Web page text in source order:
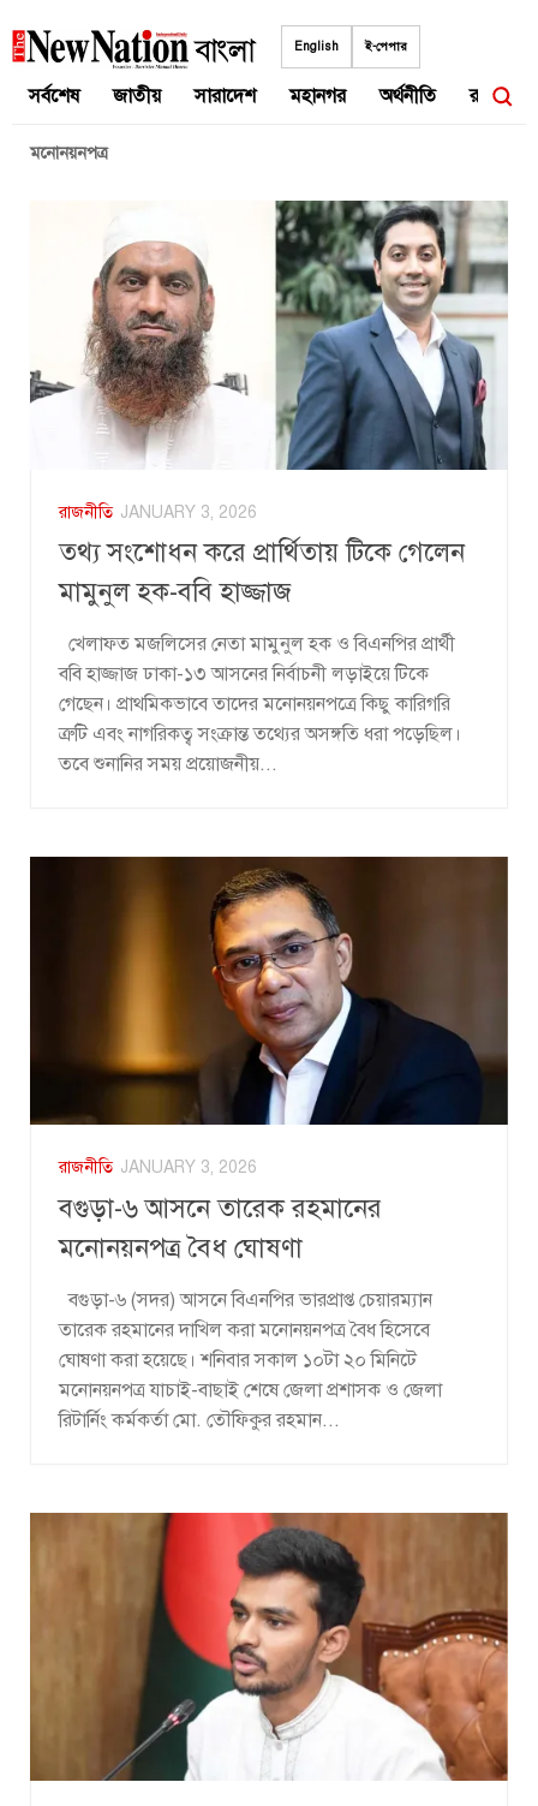
to
English ই-পেপার
সর্বশেষ জাতীয় সারাদেশ মহানগর অর্থনীতি রাজনীতি
মনোনয়নপত্র
রাজনীতি JANUARY 3, 2026
তথ্য সংশোধন করে প্রার্থিতায় টিকে গেলেন
মামুনুল হক-ববি হাজ্জাজ
খেলাফত মজলিসের নেতা মামুনুল হক ও বিএনপির প্রার্থী
ববি হাজ্জাজ ঢাকা-১৩ আসনের নির্বাচনী লড়াইয়ে টিকে
গেছেন। প্রাথমিকভাবে তাদের মনোনয়নপত্রে কিছু কারিগরি
ত্রুটি এবং নাগরিকত্ব সংক্রান্ত তথ্যের অসঙ্গতি ধরা পড়েছিল।
তবে শুনানির সময় প্রয়োজনীয়...
রাজনীতি JANUARY 3, 2026
বগুড়া-৬ আসনে তারেক রহমানের
মনোনয়নপত্র বৈধ ঘোষণা
বগুড়া-৬ (সদর) আসনে বিএনপির ভারপ্রাপ্ত চেয়ারম্যান
তারেক রহমানের দাখিল করা মনোনয়নপত্র বৈধ হিসেবে
ঘোষণা করা হয়েছে। শনিবার সকাল ১০টা ২০ মিনিটে
মনোনয়নপত্র যাচাই-বাছাই শেষে জেলা প্রশাসক ও জেলা
রিটার্নিং কর্মকর্তা মো. তৌফিকুর রহমান...